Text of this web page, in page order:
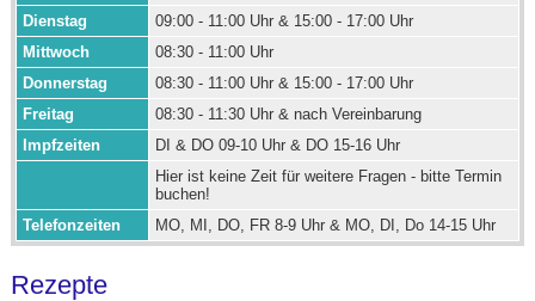
Dienstag
09:00 - 11:00 Uhr & 15:00 - 17:00 Uhr
Mittwoch
08:30 - 11:00 Uhr
Donnerstag
08:30 - 11:00 Uhr & 15:00 - 17:00 Uhr
Freitag
08:30 - 11:30 Uhr & nach Vereinbarung
Impfzeiten
DI & DO 09-10 Uhr & DO 15-16 Uhr
Hier ist keine Zeit für weitere Fragen - bitte Termin
buchen!
Telefonzeiten
MO, MI, DO, FR 8-9 Uhr & MO, DI, Do 14-15 Uhr
Rezepte